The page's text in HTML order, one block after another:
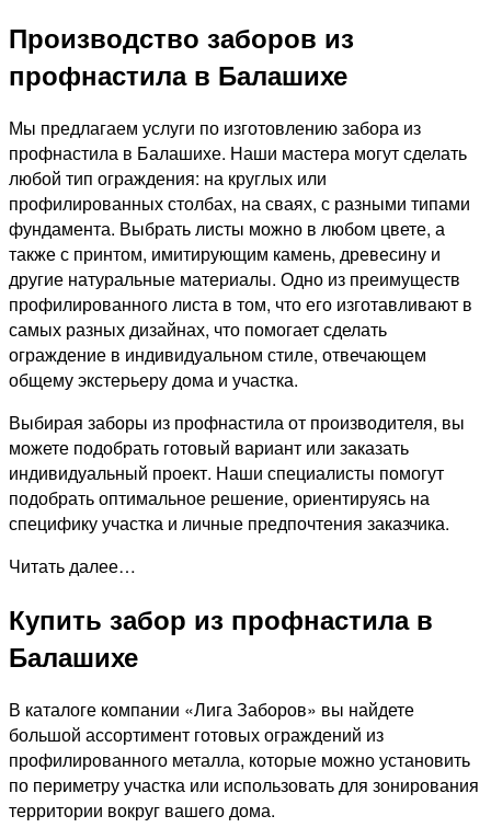
Производство заборов из
профнастила в Балашихе
Мы предлагаем услуги по изготовлению забора из
профнастила в Балашихе. Наши мастера могут сделать
любой тип ограждения: на круглых или
профилированных столбах, на сваях, с разными типами
фундамента. Выбрать листы можно в любом цвете, а
также с принтом, имитирующим камень, древесину и
другие натуральные материалы. Одно из преимуществ
профилированного листа в том, что его изготавливают в
самых разных дизайнах, что помогает сделать
ограждение в индивидуальном стиле, отвечающем
общему экстерьеру дома и участка.
Выбирая заборы из профнастила от производителя, вы
можете подобрать готовый вариант или заказать
индивидуальный проект. Наши специалисты помогут
подобрать оптимальное решение, ориентируясь на
специфику участка и личные предпочтения заказчика.
Читать далее…
Купить забор из профнастила в
Балашихе
В каталоге компании «Лига Заборов» вы найдете
большой ассортимент готовых ограждений из
профилированного металла, которые можно установить
по периметру участка или использовать для зонирования
территории вокруг вашего дома.